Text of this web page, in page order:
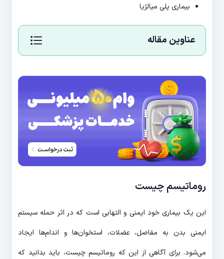
بیماری پلی میالژیا
عناوین مقاله
روماتیسم چیست
این یک بیماری خود ایمنی و التهابی است که در اثر حمله سیستم
ایمنی بدن به مفاصل، عضلات، استخوان‌ها و اندام‌ها ایجاد
می‌شود. برای آگاهی از این که روماتیسم چیست، باید بدانید که